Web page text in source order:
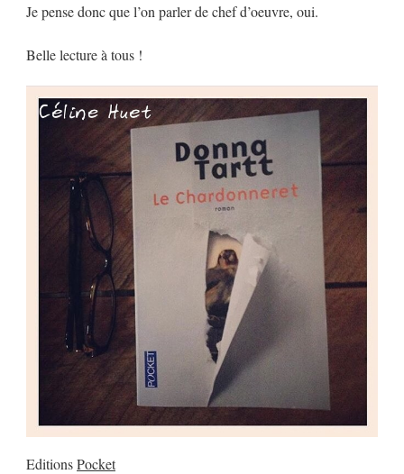
Je pense donc que l’on parler de chef d’oeuvre, oui.
Belle lecture à tous !
EditionsPocket